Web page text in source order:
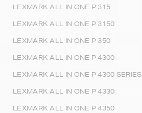
LEXMARK ALL IN ONE P 315
LEXMARK ALL IN ONE P 3150
LEXMARK ALL IN ONE P 350
LEXMARK ALL IN ONE P 4300
LEXMARK ALL IN ONE P 4300 SERIES
LEXMARK ALL IN ONE P 4330
LEXMARK ALL IN ONE P 4350